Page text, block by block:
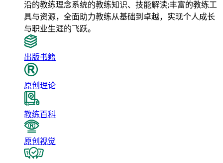
沿的教练理念系统的教练知识、技能解读;丰富的教练工
具与资源，全面助力教练从基础到卓越，实现个人成长
与职业生涯的飞跃。
出版书籍
原创理论
教练百科
原创视觉